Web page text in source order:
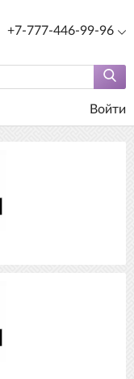
+7-777-446-99-96
Войти